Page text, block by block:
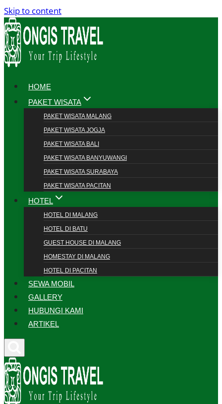
Skip to content
HOME
PAKET WISATA
PAKET WISATA MALANG
PAKET WISATA JOGJA
PAKET WISATA BALI
PAKET WISATA BANYUWANGI
PAKET WISATA SURABAYA
PAKET WISATA PACITAN
HOTEL
HOTEL DI MALANG
HOTEL DI BATU
GUEST HOUSE DI MALANG
HOMESTAY DI MALANG
HOTEL DI PACITAN
SEWA MOBIL
GALLERY
HUBUNGI KAMI
ARTIKEL